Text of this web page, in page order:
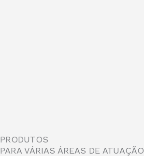
PRODUTOS
PARA VÁRIAS ÁREAS DE ATUAÇÃO